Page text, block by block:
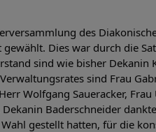
des
Dies war durch die
sind wie bisher
sind Frau
Wolfgang Saueracker,
Baderschneider
gestellt hatten, für die